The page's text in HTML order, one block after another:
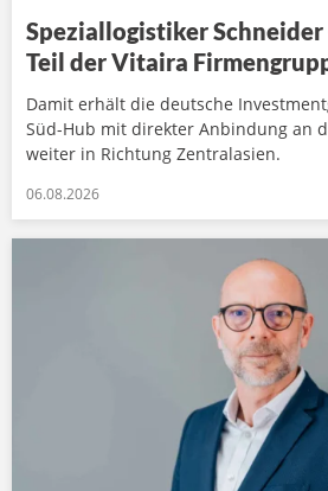
Speziallogistiker
Teil der Vitaira
Damit erhält die deutsche
Süd-Hub mit direkter Anbindung an
weiter in Richtung Zentralasien.
06.08.2026